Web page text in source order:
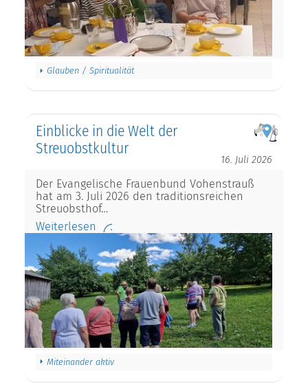
Glauben / Spiritualität
Einblicke in die Welt der
Streuobstkultur
16. Juli 2026
Der Evangelische Frauenbund Vohenstrauß
hat am 3. Juli 2026 den traditionsreichen
Streuobsthof…
Weiterlesen
Miteinander aktiv